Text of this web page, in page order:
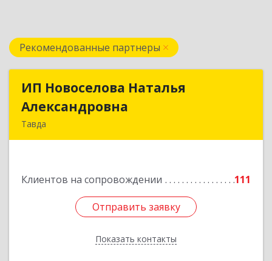
Рекомендованные партнеры
ИП Новоселова Наталья
Александровна
Тавда
Клиентов на сопровождении 111
Отправить заявку
Показать контакты
ИП Новоселова Наталья
Подробнее
Отправить заявку
Назад